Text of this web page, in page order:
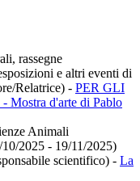
rassegne
e altri eventi di
Relatrice) - PER GLI
Mostra d'arte di Pablo
Animali
2025 - 19/11/2025)
scientifico) - La